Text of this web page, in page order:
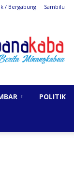
/ Bergabung Sambilu
POLITIK